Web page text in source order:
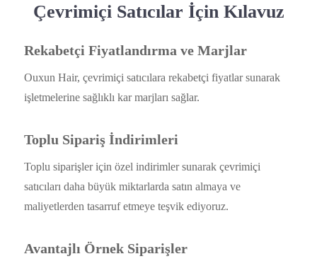
Çevrimiçi Satıcılar İçin Kılavuz
Rekabetçi Fiyatlandırma ve Marjlar
Ouxun Hair, çevrimiçi satıcılara rekabetçi fiyatlar sunarak
işletmelerine sağlıklı kar marjları sağlar.
Toplu Sipariş İndirimleri
Toplu siparişler için özel indirimler sunarak çevrimiçi
satıcıları daha büyük miktarlarda satın almaya ve
maliyetlerden tasarruf etmeye teşvik ediyoruz.
Avantajlı Örnek Siparişler